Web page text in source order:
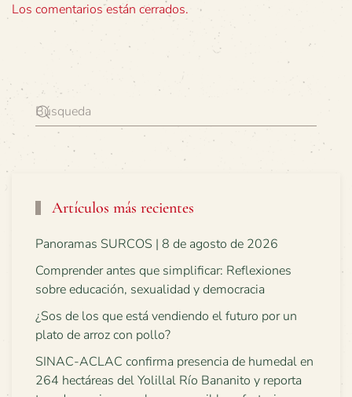
Los comentarios están cerrados.
Artículos más recientes
Panoramas SURCOS | 8 de agosto de 2026
Comprender antes que simplificar: Reflexiones
sobre educación, sexualidad y democracia
¿Sos de los que está vendiendo el futuro por un
plato de arroz con pollo?
SINAC-ACLAC confirma presencia de humedal en
264 hectáreas del Yolillal Río Bananito y reporta